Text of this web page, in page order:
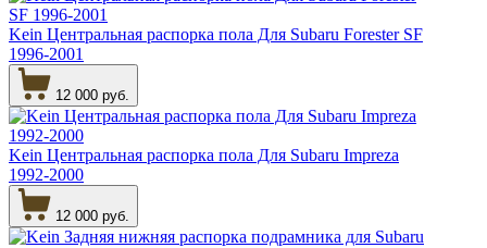
Kein Центральная распорка пола Для Subaru Forester SF
1996-2001
12 000 руб.
Kein Центральная распорка пола Для Subaru Impreza
1992-2000
12 000 руб.